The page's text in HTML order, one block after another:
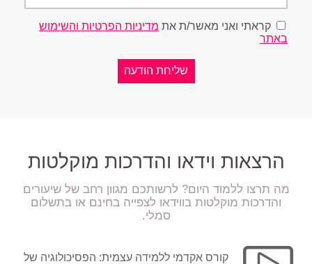
קראתי ואני מאשר/ת את מדיניות הפרטיות והשימוש
באתר
הרצאות וידאו והדרכות מוקלטות
מה תרצו ללמוד היום? לרשותכם מגוון רחב של שיעורים
והדרכות מוקלטות בווידאו לצפייה בחינם או בתשלום
סמלי.
קורס אקדמי ללמידה עצמית: הפסיכולוגיה של